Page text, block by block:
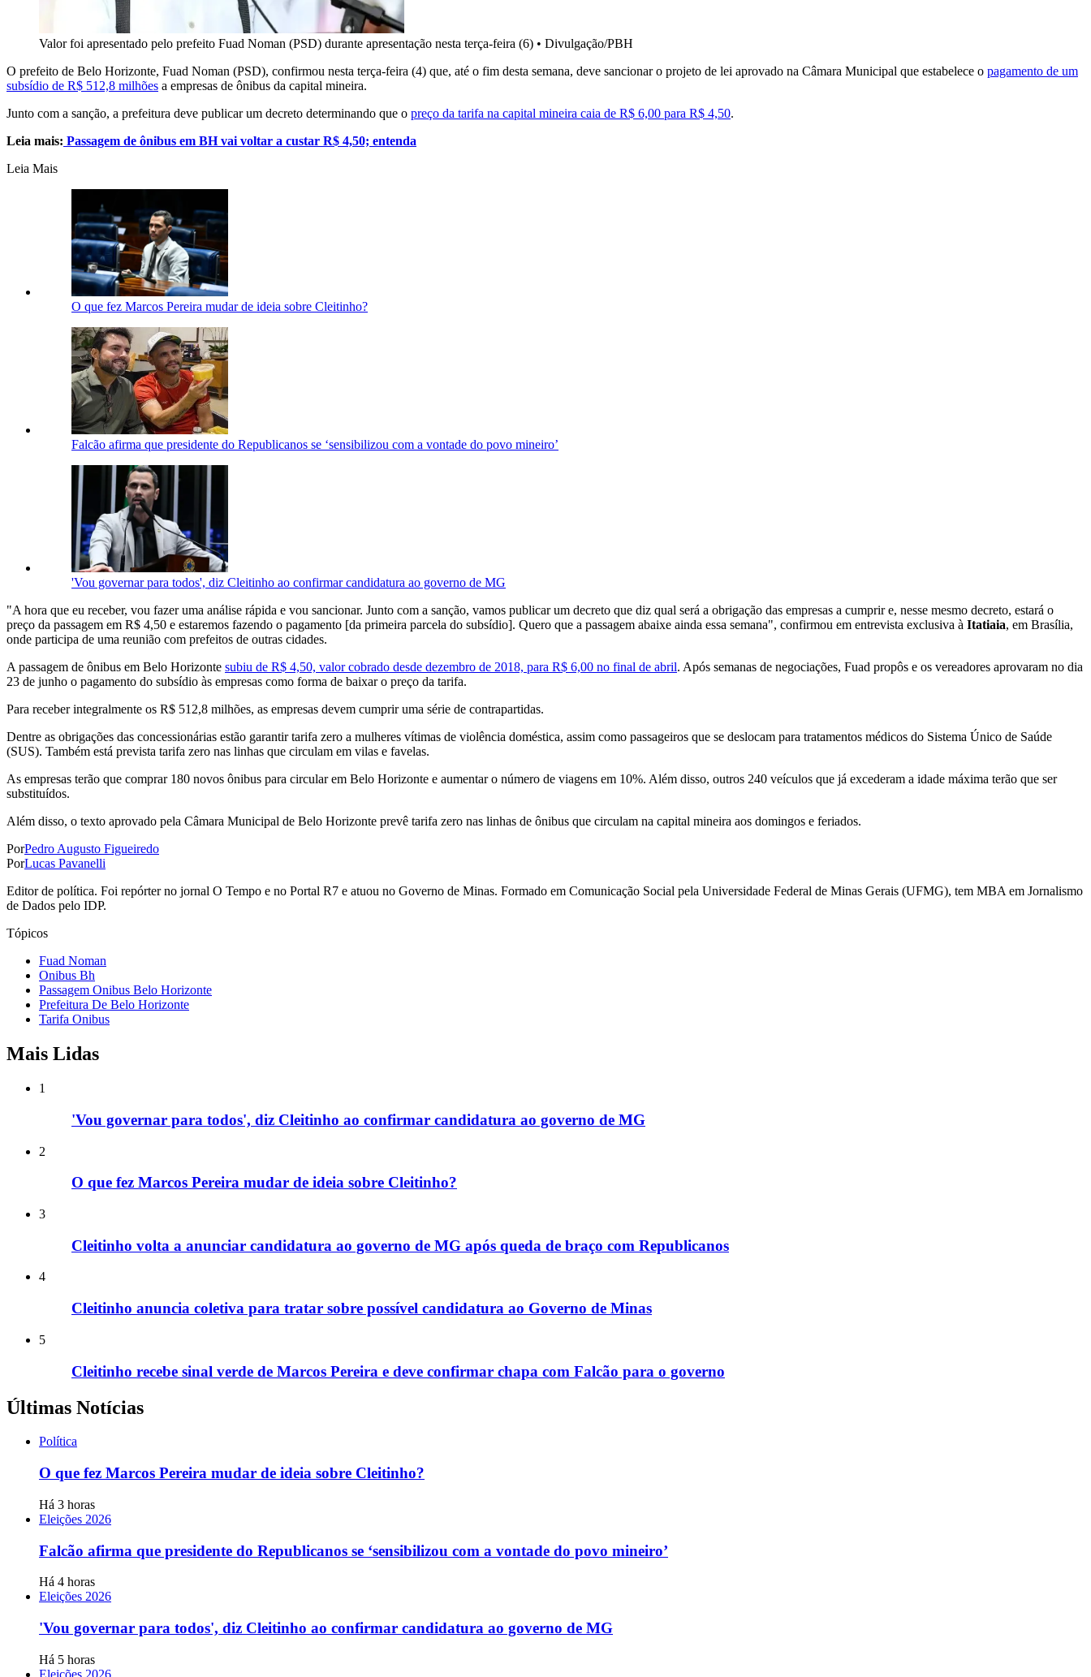
Valor foi apresentado pelo prefeito Fuad Noman (PSD) durante apresentação nesta terça-feira (6) • Divulgação/PBH
O prefeito de Belo Horizonte, Fuad Noman (PSD), confirmou nesta terça-feira (4) que, até o fim desta semana, deve sancionar o projeto de lei aprovado na Câmara Municipal que estabelece o pagamento de um
subsídio de R$ 512,8 milhões a empresas de ônibus da capital mineira.
Junto com a sanção, a prefeitura deve publicar um decreto determinando que o preço da tarifa na capital mineira caia de R$ 6,00 para R$ 4,50.
Leia mais: Passagem de ônibus em BH vai voltar a custar R$ 4,50; entenda
Leia Mais
O que fez Marcos Pereira mudar de ideia sobre Cleitinho?
Falcão afirma que presidente do Republicanos se ‘sensibilizou com a vontade do povo mineiro’
'Vou governar para todos', diz Cleitinho ao confirmar candidatura ao governo de MG
"A hora que eu receber, vou fazer uma análise rápida e vou sancionar. Junto com a sanção, vamos publicar um decreto que diz qual será a obrigação das empresas a cumprir e, nesse mesmo decreto, estará o
preço da passagem em R$ 4,50 e estaremos fazendo o pagamento [da primeira parcela do subsídio]. Quero que a passagem abaixe ainda essa semana", confirmou em entrevista exclusiva à Itatiaia, em Brasília,
onde participa de uma reunião com prefeitos de outras cidades.
A passagem de ônibus em Belo Horizonte subiu de R$ 4,50, valor cobrado desde dezembro de 2018, para R$ 6,00 no final de abril. Após semanas de negociações, Fuad propôs e os vereadores aprovaram no dia
23 de junho o pagamento do subsídio às empresas como forma de baixar o preço da tarifa.
Para receber integralmente os R$ 512,8 milhões, as empresas devem cumprir uma série de contrapartidas.
Dentre as obrigações das concessionárias estão garantir tarifa zero a mulheres vítimas de violência doméstica, assim como passageiros que se deslocam para tratamentos médicos do Sistema Único de Saúde
(SUS). Também está prevista tarifa zero nas linhas que circulam em vilas e favelas.
As empresas terão que comprar 180 novos ônibus para circular em Belo Horizonte e aumentar o número de viagens em 10%. Além disso, outros 240 veículos que já excederam a idade máxima terão que ser
substituídos.
Além disso, o texto aprovado pela Câmara Municipal de Belo Horizonte prevê tarifa zero nas linhas de ônibus que circulam na capital mineira aos domingos e feriados.
PorPedro Augusto Figueiredo
PorLucas Pavanelli
Editor de política. Foi repórter no jornal O Tempo e no Portal R7 e atuou no Governo de Minas. Formado em Comunicação Social pela Universidade Federal de Minas Gerais (UFMG), tem MBA em Jornalismo
de Dados pelo IDP.
Tópicos
Fuad Noman
Onibus Bh
Passagem Onibus Belo Horizonte
Prefeitura De Belo Horizonte
Tarifa Onibus
Mais Lidas
1
'Vou governar para todos', diz Cleitinho ao confirmar candidatura ao governo de MG
2
O que fez Marcos Pereira mudar de ideia sobre Cleitinho?
3
Cleitinho volta a anunciar candidatura ao governo de MG após queda de braço com Republicanos
4
Cleitinho anuncia coletiva para tratar sobre possível candidatura ao Governo de Minas
5
Cleitinho recebe sinal verde de Marcos Pereira e deve confirmar chapa com Falcão para o governo
Últimas Notícias
Política
O que fez Marcos Pereira mudar de ideia sobre Cleitinho?
Há 3 horas
Eleições 2026
Falcão afirma que presidente do Republicanos se ‘sensibilizou com a vontade do povo mineiro’
Há 4 horas
Eleições 2026
'Vou governar para todos', diz Cleitinho ao confirmar candidatura ao governo de MG
Há 5 horas
Eleições 2026